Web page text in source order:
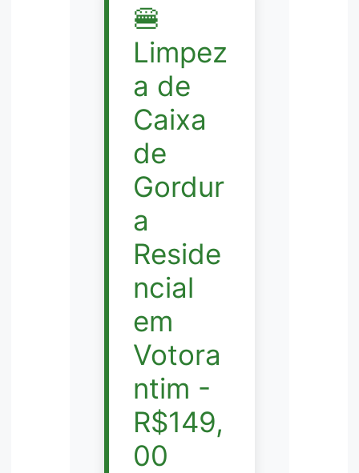
🍔
Limpez
a de
Caixa
de
Gordur
a
Reside
ncial
em
Votora
ntim -
R$149,
00